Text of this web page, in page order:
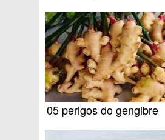
05 perigos do gengibre